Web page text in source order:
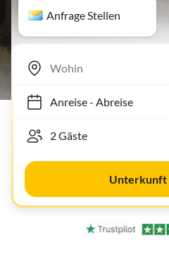
Anfrage Stellen
Anreise- Abreise
Unterkunft